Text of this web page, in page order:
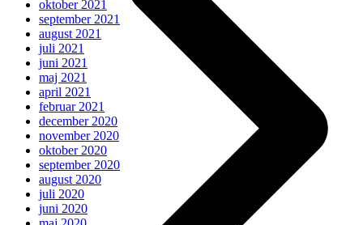
oktober 2021
september 2021
august 2021
juli 2021
juni 2021
maj 2021
april 2021
februar 2021
december 2020
november 2020
oktober 2020
september 2020
august 2020
juli 2020
juni 2020